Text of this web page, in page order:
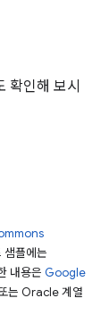
확인해 보시
샘플에는
내용은 Google
는 Oracle 계열